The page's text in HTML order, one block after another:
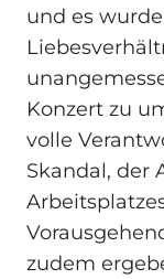
und es
Konzert zu
volle
Skandal, der
zudem